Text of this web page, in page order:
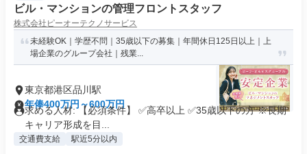
ビル・マンションの管理フロントスタッフ
株式会社ピーオーテクノサービス
未経験OK｜学歴不問｜35歳以下の募集｜年間休日125日以上｜上
場企業のグループ会社｜残業...
東京都港区品川駅
年俸400万円～600万円
求める人材: 【必須条件】 ✅️高卒以上 ✅️35歳以下の方 ※長期
キャリア形成を目...
交通費支給 駅近5分以内